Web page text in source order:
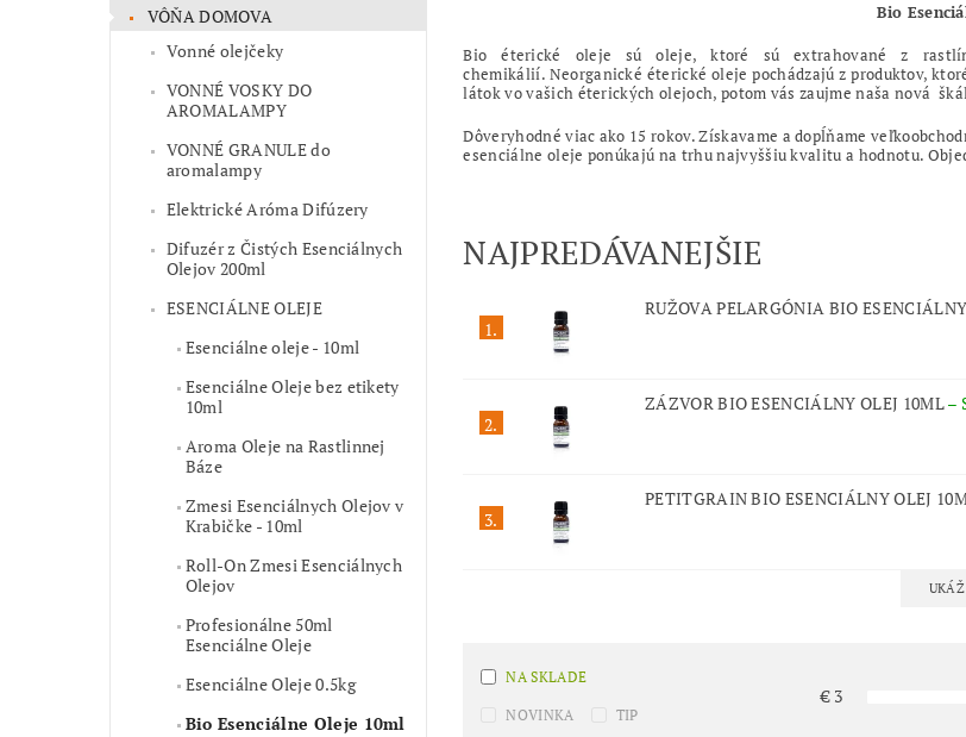
VÔŇA DOMOVA
Vonné olejčeky
VONNÉ VOSKY DO
AROMALAMPY
VONNÉ GRANULE do
aromalampy
Elektrické Aróma Difúzery
Difuzér z Čistých Esenciálnych
Olejov 200ml
ESENCIÁLNE OLEJE
Esenciálne oleje - 10ml
Esenciálne Oleje bez etikety
10ml
Aroma Oleje na Rastlinnej
Báze
Zmesi Esenciálnych Olejov v
Krabičke - 10ml
Roll-On Zmesi Esenciálnych
Olejov
Profesionálne 50ml
Esenciálne Oleje
Esenciálne Oleje 0.5kg
Bio Esenciálne Oleje 10ml
Bio
Bio éterické oleje sú oleje, ktoré sú extrahované z
chemikálií. Neorganické éterické oleje pochádzajú z produktov,
látok vo vašich éterických olejoch, potom vás zaujme naša nová
Dôveryhodné viac ako 15 rokov. Získavame a dopĺňame
esenciálne oleje ponúkajú na trhu najvyššiu kvalitu a hodnotu.
NAJPREDÁVANEJŠIE
1.
RUŽOVA PELARGÓNIA BIO
2.
ZÁZVOR BIO ESENCIÁLNY OLEJ 10ML–
3.
PETITGRAIN BIO ESENCIÁLNY OLEJ
NA SKLADE
NOVINKA TIP
€ 3